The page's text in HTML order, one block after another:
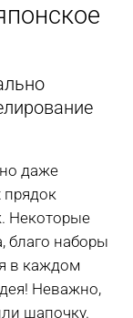
даже
прядок
Некоторые
благо наборы
в каждом
Неважно,
шапочку.